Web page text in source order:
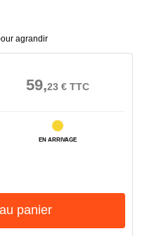
agrandir
59,23€TTC
EN ARRIVAGE
panier